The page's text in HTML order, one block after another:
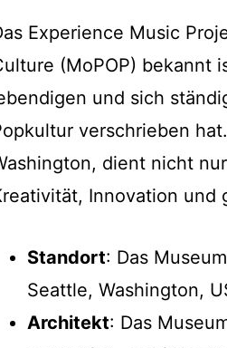
Experience Music
(MoPOP) bekannt
und sich
verschrieben
dient nicht
Innovation und
Standort: Das
Seattle, Washington,
Architekt: Das